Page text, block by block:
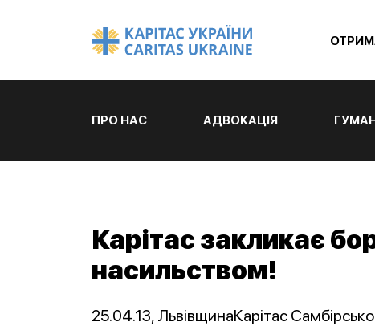
ПРО НАС АДВОКАЦІЯ
Карітас закликає
насильством!
25.04.13, ЛьвівщинаКарітас